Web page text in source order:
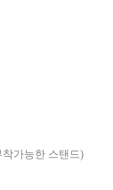
가능한 스탠드)